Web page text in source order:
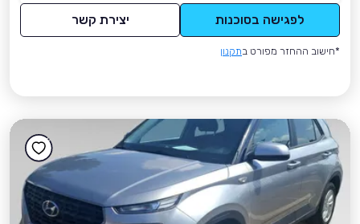
לפגישה בסוכנות יצירת קשר
*חישוב ההחזר מפורט בתקנון